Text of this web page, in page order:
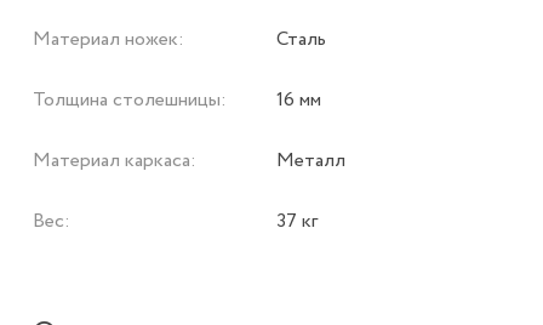
Материал ножек: Сталь
Толщина столешницы: 16 мм
Материал каркаса: Металл
Вес: 37 кг